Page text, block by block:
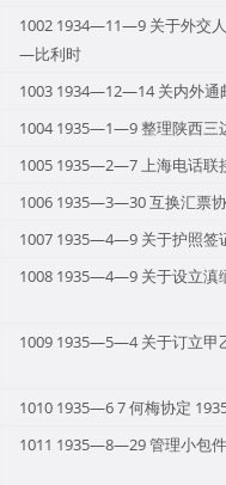
1002 1934—11—9 关于外交
—比利时
1003 1934—12—14 关内外
1004 1935—1—9 整理陕西
1005 1935—2—7 上海电话
1006 1935—3—30 互换汇票
1007 1935—4—9 关于护照
1008 1935—4—9 关于设立
1009 1935—5—4 关于订立
1010 1935—6 7 何梅协定
1011 1935—8—29 管理小包